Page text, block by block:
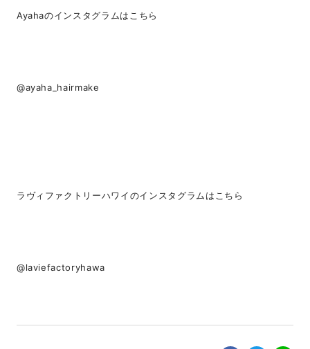
Ayahaのインスタグラムはこちら
@ayaha_hairmake
ラヴィファクトリーハワイのインスタグラムはこちら
@laviefactoryhawa